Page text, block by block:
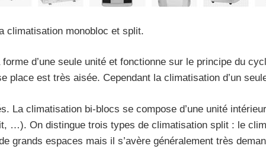
climatisation monobloc et split.
d’une seule unité et fonctionne sur le principe du
place est très aisée. Cependant la climatisation d’un
La climatisation bi-blocs se compose d’une unité
…). On distingue trois types de climatisation split : le
grands espaces mais il s’avère généralement très